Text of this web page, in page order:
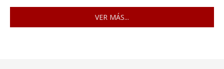
VER MÁS...